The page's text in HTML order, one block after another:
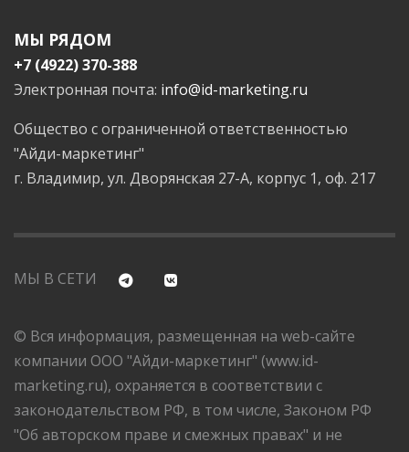
МЫ РЯДОМ
+7 (4922) 370-388
Электронная почта: info@id-marketing.ru
Общество с ограниченной ответственностью
"Айди-маркетинг"
г. Владимир, ул. Дворянская 27-А, корпус 1, оф. 217
МЫ В СЕТИ
© Вся информация, размещенная на web-сайте
компании ООО "Айди-маркетинг" (www.id-
marketing.ru), охраняется в соответствии с
законодательством РФ, в том числе, Законом РФ
"Об авторском праве и смежных правах" и не